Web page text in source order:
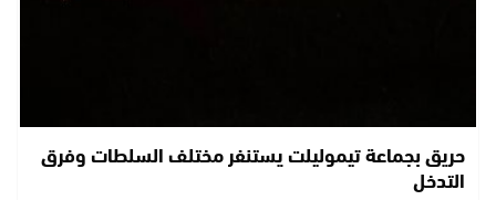
حريق بجماعة تيموليلت يستنفر مختلف السلطات وفرق
التدخل